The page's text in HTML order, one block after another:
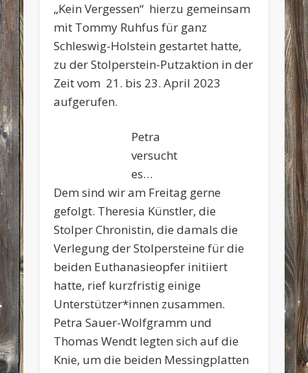
„Kein Vergessen“ hierzu gemeinsam
mit Tommy Ruhfus für ganz
Schleswig-Holstein gestartet hatte,
zu der Stolperstein-Putzaktion in der
Zeit vom 21. bis 23. April 2023
aufgerufen.
Petra
versucht
es…
Dem sind wir am Freitag gerne
gefolgt. Theresia Künstler, die
Stolper Chronistin, die damals die
Verlegung der Stolpersteine für die
beiden Euthanasieopfer initiiert
hatte, rief kurzfristig einige
Unterstützer*innen zusammen.
Petra Sauer-Wolfgramm und
Thomas Wendt legten sich auf die
Knie, um die beiden Messingplatten